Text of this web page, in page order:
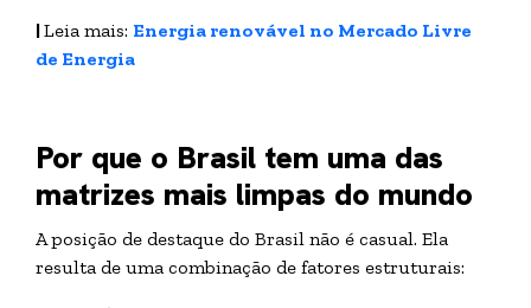
|Leia mais: Energia renovável no Mercado Livre
de Energia
Por que o Brasil tem uma das
matrizes mais limpas do mundo
A posição de destaque do Brasil não é casual. Ela
resulta de uma combinação de fatores estruturais: